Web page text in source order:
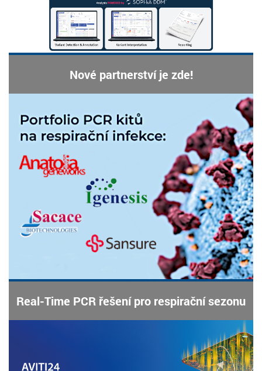
Nové partnerství je zde!
Real-Time PCR řešení pro respirační sezonu